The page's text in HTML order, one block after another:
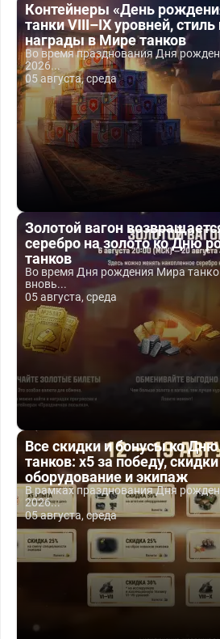
Контейнеры «День
танки VIII–IX уровней, стиль
награды в Мире танков
Во время празднования Дня
2026...
05 августа, среда
Золотой вагон
серебро на золото ко Дню
танков
Во время Дня рождения Мира
вновь...
05 августа, среда
Все скидки и бонусы ко
танков: x5 за победу,
оборудование и экипаж
В рамках празднования Дня
2026...
05 августа, среда